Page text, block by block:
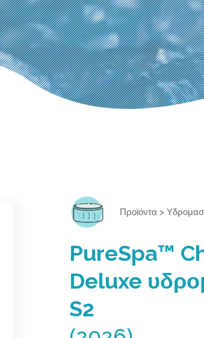
Προϊόντα >
PureSpa™
Deluxe
S2